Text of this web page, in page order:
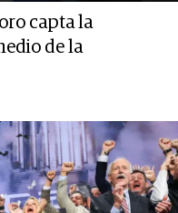
capta la
de la